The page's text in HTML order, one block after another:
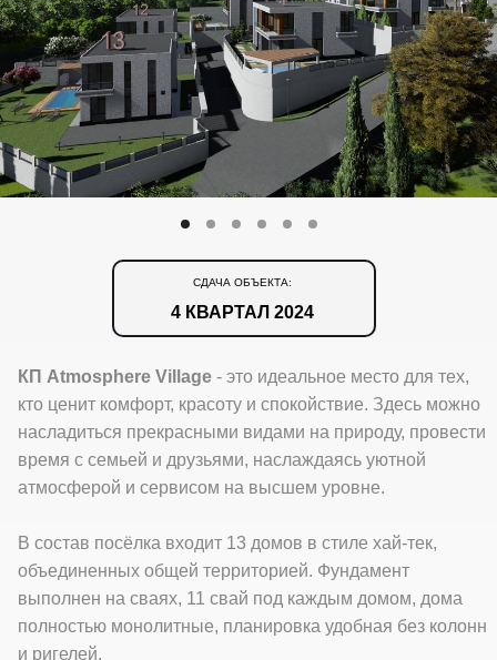
КП Atmosphere Village - это идеальное место для тех,
кто ценит комфорт, красоту и спокойствие. Здесь можно
насладиться прекрасными видами на природу, провести
время с семьей и друзьями, наслаждаясь уютной
атмосферой и сервисом на высшем уровне.
В состав посёлка входит 13 домов в стиле хай-тек,
объединенных общей территорией. Фундамент
выполнен на сваях, 11 свай под каждым домом, дома
полностью монолитные, планировка удобная без колонн
и ригелей.
СДАЧА ОБЪЕКТА:
4 КВАРТАЛ 2024